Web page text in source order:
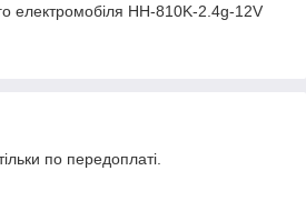
електромобіля HH-810K-2.4g-12V
по передоплаті.